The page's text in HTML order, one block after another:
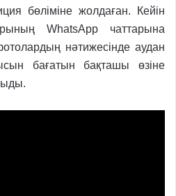
бөліміне жолдаған. Кейін
WhatsApp чаттарына
нәтижесінде аудан
бағатын бақташы өзіне